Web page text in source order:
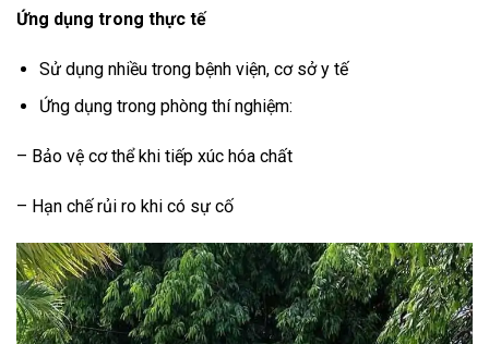
Ứng dụng trong thực tế
Sử dụng nhiều trong bệnh viện, cơ sở y tế
Ứng dụng trong phòng thí nghiệm:
– Bảo vệ cơ thể khi tiếp xúc hóa chất
– Hạn chế rủi ro khi có sự cố